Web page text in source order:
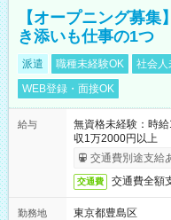
【オープニング募
き添いも仕事の1つ
派遣 職種未経験OK 社会人
WEB登録・面接OK
給与
無資格未経験：時
収1万2000円以上
交通費別途支給
交通費 交通費全額
勤務地
東京都豊島区